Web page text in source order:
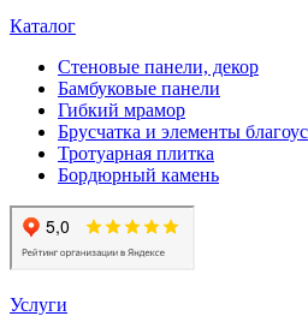
Каталог
Стеновые панели, декор
Бамбуковые панели
Гибкий мрамор
Брусчатка и элементы
Тротуарная плитка
Бордюрный камень
Услуги